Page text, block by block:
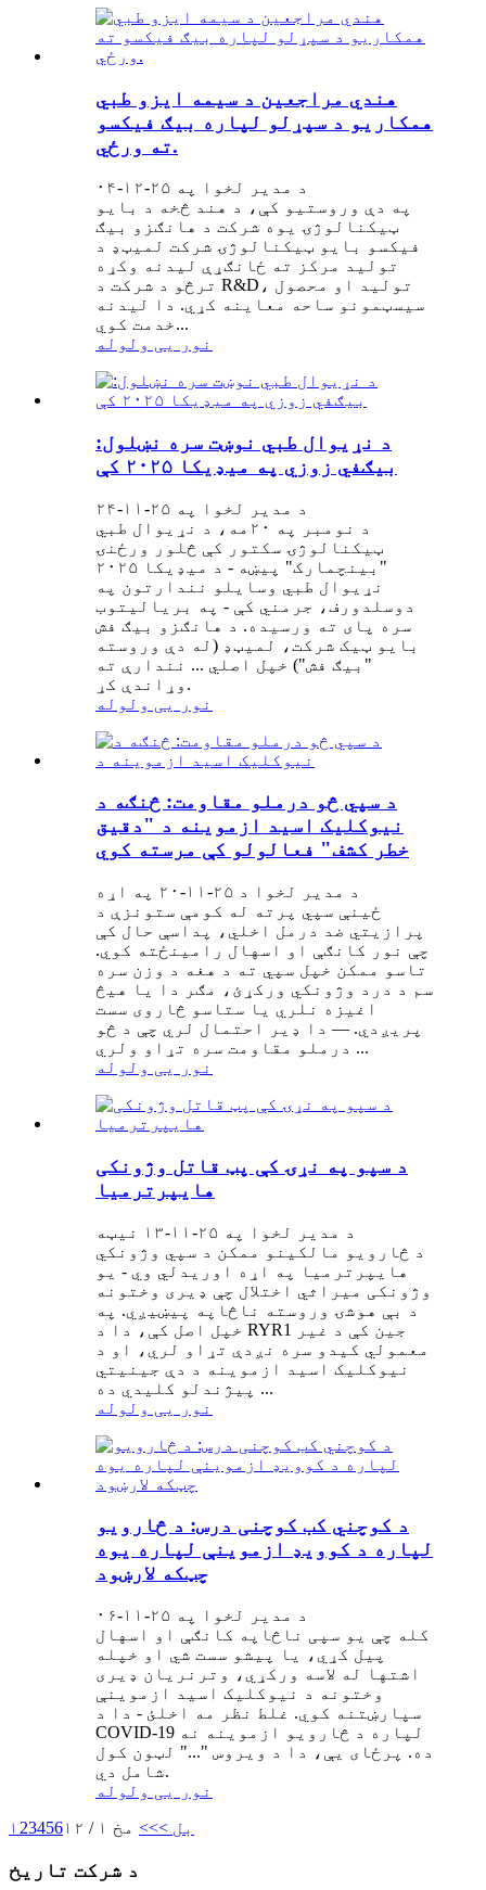
هندي مراجعین د سیمه ایزو طبي
همکاریو د سپړلو لپاره بیګ فیکسو
ته ورځي.
د مدیر لخوا په ۲۵-۱۲-۰۴
په دې وروستیو کې، د هند څخه د بایو
ټیکنالوژۍ یوه شرکت د هانګزو بیګ
فیکسو بایو ټیکنالوژۍ شرکت لمیټډ د
تولید مرکز ته ځانګړې لیدنه وکړه
ترڅو د شرکت د R&D، تولید او محصول
سیسټمونو ساحه معاینه کړي. دا لیدنه
خدمت کوي...
نور یی ولوله
د نړیوال طبي نوښت سره نښلول:
بیګفي زوزي په میډیکا ۲۰۲۵ کې
د مدیر لخوا په ۲۵-۱۱-۲۴
د نومبر په ۲۰مه، د نړیوال طبي
ټیکنالوژۍ سکتور کې څلور ورځنۍ
"بینچمارک" پیښه - د میډیکا ۲۰۲۵
نړیوال طبي وسایلو نندارتون په
دوسلدورف، جرمني کې - په بریالیتوب
سره پای ته ورسیده. د هانګزو بیګ فش
بایو ټیک شرکت، لمیټډ (له دې وروسته
"بیګ فش") خپل اصلي ... نندارې ته
وړاندې کړ.
نور یی ولوله
د سپي څو درملو مقاومت: څنګه د
نیوکلیک اسید ازموینه د "دقیق
خطر کشف" فعالولو کې مرسته کوي
د مدیر لخوا د ۲۵-۱۱-۲۰ په اړه
ځینې ​​سپي پرته له کومې ستونزې د
پرازیتي ضد درمل اخلي، پداسې حال کې
چې نور کانګې او اسهال رامینځته کوي.
تاسو ممکن خپل سپي ته د هغه د وزن سره
سم د درد وژونکي ورکړئ، مګر دا یا هیڅ
اغیزه نلري یا ستاسو څاروی سست
پریږدي. — دا ډیر احتمال لري چې د څو
درملو مقاومت سره تړاو ولري ...
نور یی ولوله
د سپو په نړۍ کې پټ قاتل وژونکی
هایپرترمیا
د مدیر لخوا په ۲۵-۱۱-۱۳ نیټه
د څارویو مالکینو ممکن د سپي وژونکي
هایپرترمیا په اړه اوریدلي وي - یو
وژونکی میراثي اختلال چې ډیری وختونه
د بې هوشۍ وروسته ناڅاپه پیښیږي. په
خپل اصل کې، دا د RYR1 جین کې د غیر
معمولي کیدو سره نږدې تړاو لري، او د
نیوکلیک اسید ازموینه د دې جینیتي
پیژندلو کلیدي ده ...
نور یی ولوله
د کوچني کب کوچنی درس: د څارویو
لپاره د کوویډ ازموینې لپاره یوه
چټکه لارښود
د مدیر لخوا په ۲۵-۱۱-۰۶
کله چې یو سپی ناڅاپه کانګې او اسهال
پیل کړي، یا پیشو سست شي او خپله
اشتها له لاسه ورکړي، وترنریان ډیری
وختونه د نیوکلیک اسید ازموینې
سپارښتنه کوي. غلط نظر مه اخلئ - دا د
COVID-19 لپاره د څارویو ازموینه نه
ده. پرځای یې، دا د ویروس "..." لټون کول
شامل دي.
نور یی ولوله
۱ 23456 بل >>> مخ ۱ / ۱۲
د شرکت تاریخ